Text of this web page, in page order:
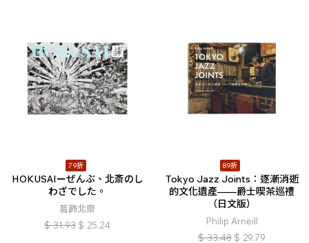
79折
HOKUSAIーぜんぶ、北斎のし
わざでした。
葛飾北齋
$ 31.93 $ 25.24
89折
Tokyo Jazz Joints：逐漸消逝
的文化遺產——爵士喫茶巡禮
（日文版）
Philip Arneill
$ 33.48 $ 29.79